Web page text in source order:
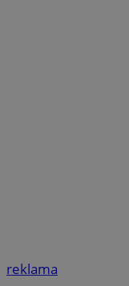
reklama